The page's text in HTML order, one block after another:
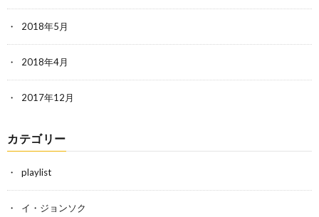
2018年5月
2018年4月
2017年12月
カテゴリー
playlist
イ・ジョンソク